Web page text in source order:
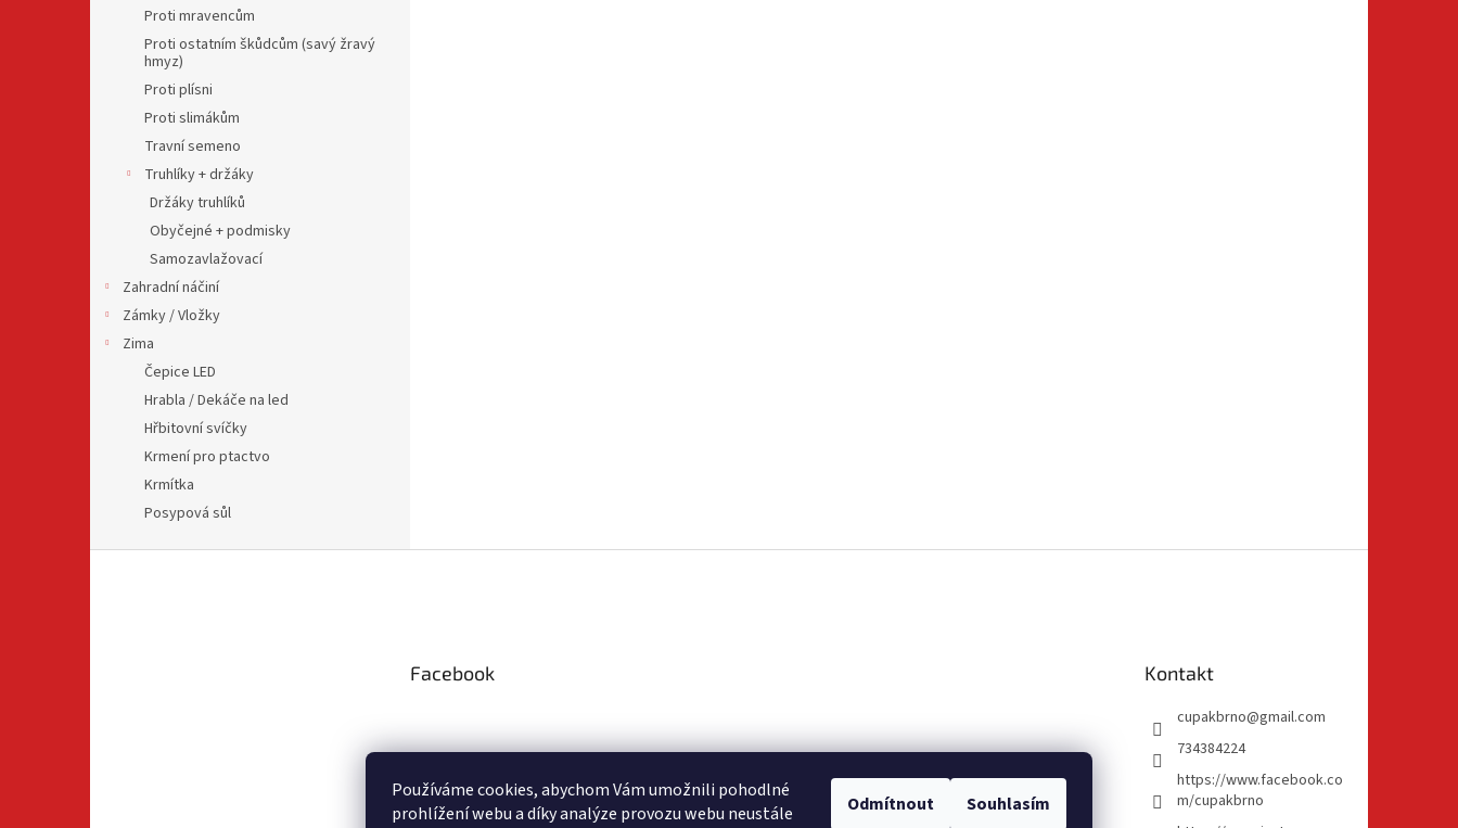
Používáme cookies, abychom Vám umožnili pohodlné
prohlížení webu a díky analýze provozu webu neustále
Odmítnout Souhlasím
Proti mravencům
Proti ostatním škůdcům (savý žravý
hmyz)
Proti plísni
Proti slimákům
Travní semeno
Truhlíky + držáky
Držáky truhlíků
Obyčejné + podmisky
Samozavlažovací
Zahradní náčiní
Zámky / Vložky
Zima
Čepice LED
Hrabla / Dekáče na led
Hřbitovní svíčky
Krmení pro ptactvo
Krmítka
Posypová sůl
Facebook Kontakt
cupakbrno@gmail.com
734384224
https://www.facebook.co
m/cupakbrno